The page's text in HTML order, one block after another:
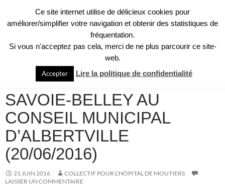
contenu
Collectif pour l'Hôpital de Moûtiers
Recherche
NON CLASSÉ
PRÉSENTATION DU GHT
SAVOIE-BELLEY AU
CONSEIL MUNICIPAL
D’ALBERTVILLE
(20/06/2016)
21 JUIN 2016
COLLECTIF POUR L'HÔPITAL DE MOUTIERS
LAISSER UN COMMENTAIRE
Ce site internet utilise de délicieux cookies pour
améliorer/simplifier votre navigation et obtenir des statistiques de
fréquentation.
Si vous n'acceptez pas cela, merci de ne plus parcourir ce site-
web.
Accepter Lire la politique de confidentialité